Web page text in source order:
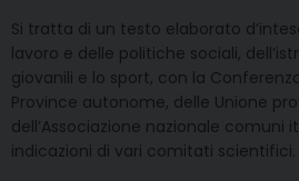
Si tratta di un testo elaborato
lavoro e delle politiche sociali,
giovanili e lo sport, con la
Province autonome, delle Unione
dell’Associazione nazionale comuni
indicazioni di vari comitati scientifici.